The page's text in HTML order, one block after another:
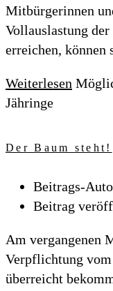
Mitbürgerinnen
Vollauslastung
erreichen,
Weiterlesen
Jähringe
Der Baum steht!
Beitrags-
Beitrag
Am vergangenen
Verpflichtung
überreicht